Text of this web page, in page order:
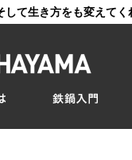
て生き方をも変えてく